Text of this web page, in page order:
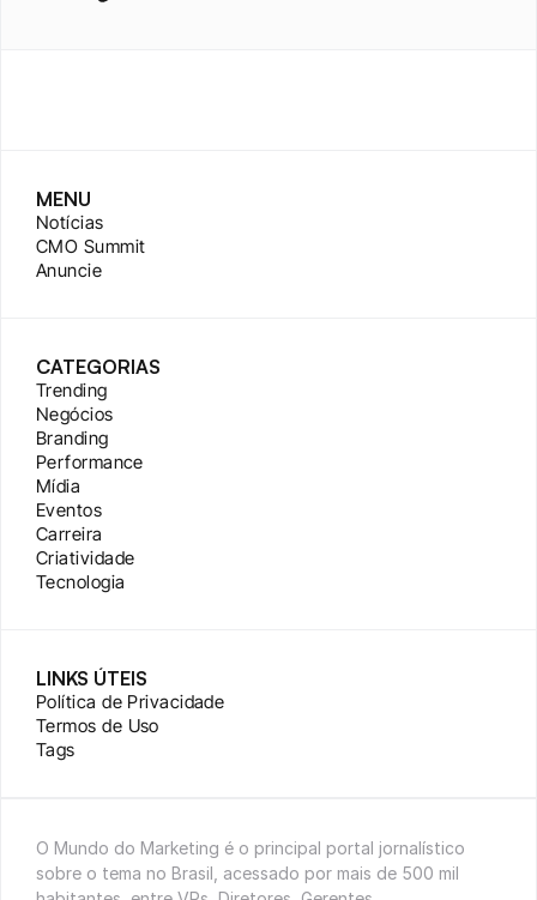
MENU
Notícias
CMO Summit
Anuncie
CATEGORIAS
Trending
Negócios
Branding
Performance
Mídia
Eventos
Carreira
Criatividade
Tecnologia
LINKS ÚTEIS
Política de Privacidade
Termos de Uso
Tags
O Mundo do Marketing é o principal portal jornalístico
sobre o tema no Brasil, acessado por mais de 500 mil